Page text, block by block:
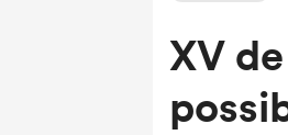
XV